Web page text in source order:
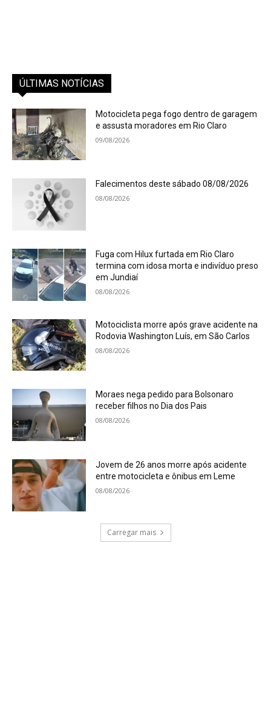
ÚLTIMAS NOTÍCIAS
Motocicleta pega fogo dentro de garagem
e assusta moradores em Rio Claro
09/08/2026
Falecimentos deste sábado 08/08/2026
08/08/2026
Fuga com Hilux furtada em Rio Claro
termina com idosa morta e indivíduo preso
em Jundiaí
08/08/2026
Motociclista morre após grave acidente na
Rodovia Washington Luís, em São Carlos
08/08/2026
Moraes nega pedido para Bolsonaro
receber filhos no Dia dos Pais
08/08/2026
Jovem de 26 anos morre após acidente
entre motocicleta e ônibus em Leme
08/08/2026
Carregar mais